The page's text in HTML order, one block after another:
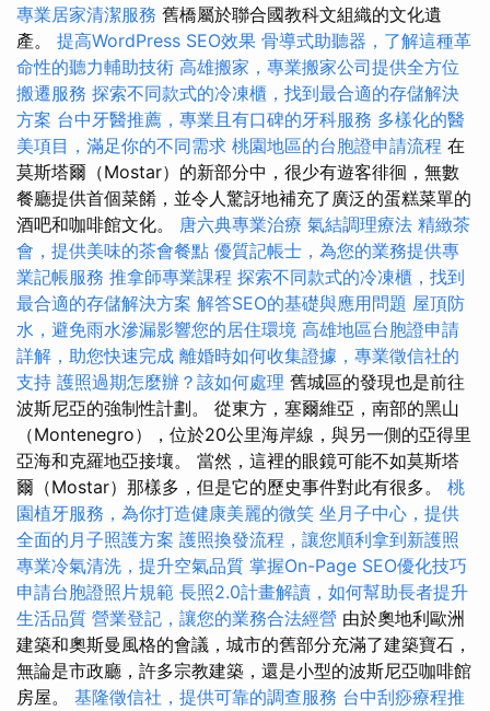
專業居家清潔服務 舊橋屬於聯合國教科文組織的文化遺
產。 提高WordPress SEO效果 骨導式助聽器，了解這種革
命性的聽力輔助技術 高雄搬家，專業搬家公司提供全方位
搬遷服務 探索不同款式的冷凍櫃，找到最合適的存儲解決
方案 台中牙醫推薦，專業且有口碑的牙科服務 多樣化的醫
美項目，滿足你的不同需求 桃園地區的台胞證申請流程 在
莫斯塔爾（Mostar）的新部分中，很少有遊客徘徊，無數
餐廳提供首個菜餚，並令人驚訝地補充了廣泛的蛋糕菜單的
酒吧和咖啡館文化。 唐六典專業治療 氣結調理療法 精緻茶
會，提供美味的茶會餐點 優質記帳士，為您的業務提供專
業記帳服務 推拿師專業課程 探索不同款式的冷凍櫃，找到
最合適的存儲解決方案 解答SEO的基礎與應用問題 屋頂防
水，避免雨水滲漏影響您的居住環境 高雄地區台胞證申請
詳解，助您快速完成 離婚時如何收集證據，專業徵信社的
支持 護照過期怎麼辦？該如何處理 舊城區的發現也是前往
波斯尼亞的強制性計劃。 從東方，塞爾維亞，南部的黑山
（Montenegro），位於20公里海岸線，與另一側的亞得里
亞海和克羅地亞接壤。 當然，這裡的眼鏡可能不如莫斯塔
爾（Mostar）那樣多，但是它的歷史事件對此有很多。 桃
園植牙服務，為你打造健康美麗的微笑 坐月子中心，提供
全面的月子照護方案 護照換發流程，讓您順利拿到新護照
專業冷氣清洗，提升空氣品質 掌握On-Page SEO優化技巧
申請台胞證照片規範 長照2.0計畫解讀，如何幫助長者提升
生活品質 營業登記，讓您的業務合法經營 由於奧地利歐洲
建築和奧斯曼風格的會議，城市的舊部分充滿了建築寶石，
無論是市政廳，許多宗教建築，還是小型的波斯尼亞咖啡館
房屋。 基隆徵信社，提供可靠的調查服務 台中刮痧療程推